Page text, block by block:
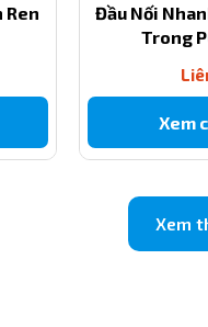
PCF8-03
Phi 8 mm
Đầu nối nhanh -
PT / BSP
Ren
Đầu Nối
Trong
Xem
Xem